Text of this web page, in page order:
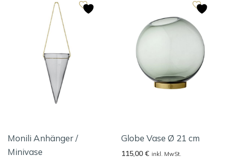
Monili Anhänger /
Minivase
Globe Vase Ø 21 cm
115,00 € inkl. MwSt.